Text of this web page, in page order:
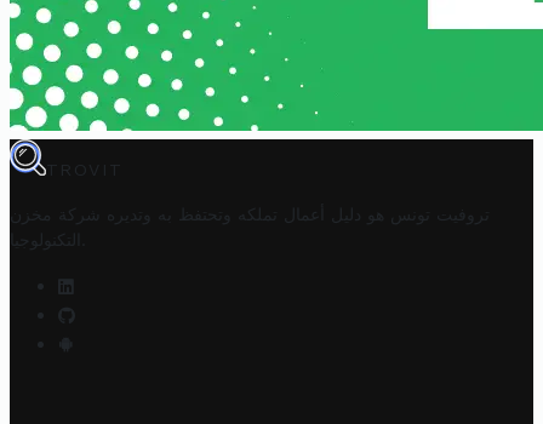
TROVIT
تروفيت تونس هو دليل أعمال تملكه وتحتفظ به وتديره
شركة مخزن
التكنولوجيا